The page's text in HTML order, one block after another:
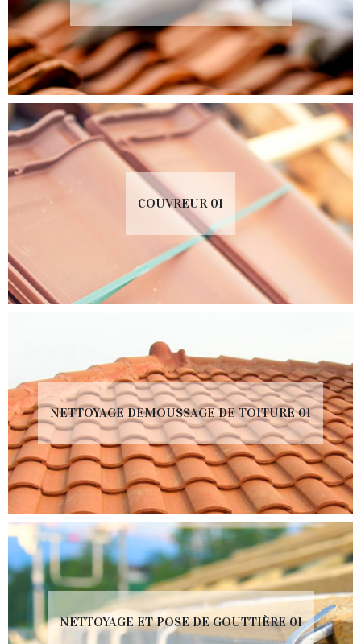
COUVREUR 01
NETTOYAGE DEMOUSSAGE DE TOITURE 01
NETTOYAGE ET POSE DE GOUTTIÈRE 01